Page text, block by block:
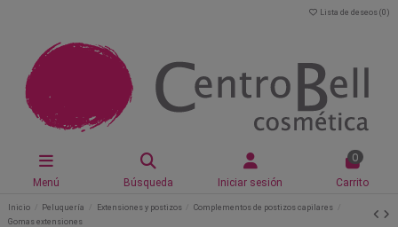
Lista de deseos (0 )
Menú Búsqueda Iniciar sesión
0
Carrito
Inicio Peluquería Extensiones y postizos
Complementos de postizos capilares
Gomas extensiones